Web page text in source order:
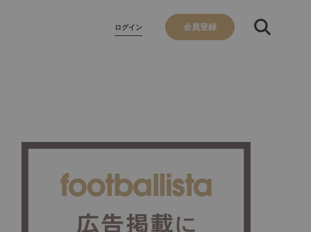
ログイン 会員登録